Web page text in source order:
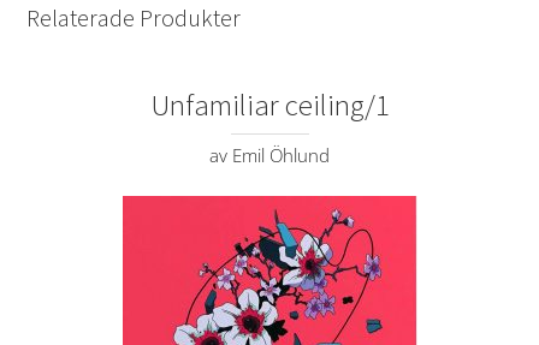
Relaterade Produkter
Unfamiliar ceiling/1
av Emil Öhlund